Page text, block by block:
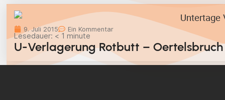
9. Juli 2015 Ein Kommentar
Lesedauer: < 1 minute
U-Verlagerung Rotbutt – Oertelsbruch